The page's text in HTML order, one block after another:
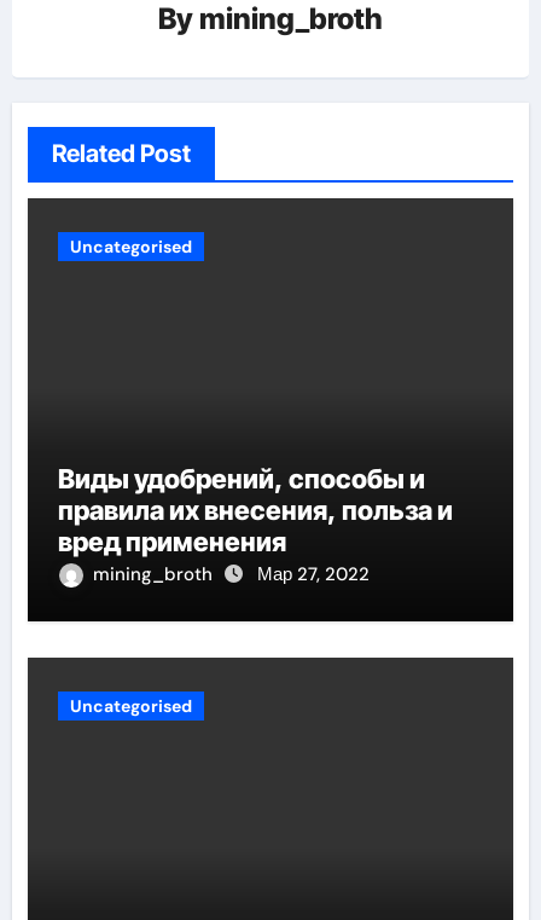
By mining_broth
Related Post
Uncategorised
Виды удобрений, способы и
правила их внесения, польза и
вред применения
mining_broth Мар 27, 2022
Uncategorised